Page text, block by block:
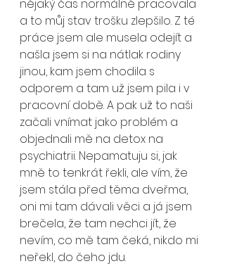
nějaký čas normálně pracovala
a to můj stav trošku zlepšilo. Z té
práce jsem ale musela odejít a
našla jsem si na nátlak rodiny
jinou, kam jsem chodila s
odporem a tam už jsem pila i v
pracovní době. A pak už to naši
začali vnímat jako problém a
objednali mě na detox na
psychiatrii. Nepamatuju si, jak
mně to tenkrát řekli, ale vím, že
jsem stála před těma dveřma,
oni mi tam dávali věci a já jsem
brečela, že tam nechci jít, že
nevím, co mě tam čeká, nikdo mi
neřekl, do čeho jdu.